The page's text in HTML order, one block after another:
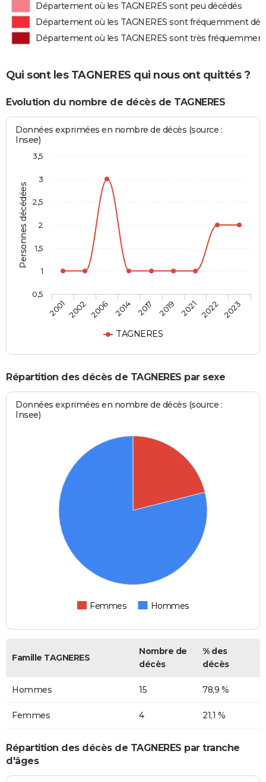
Département où les TAGNERES sont peu décédés
Département où les TAGNERES sont fréquemment
Département où les TAGNERES sont très
Qui sont les TAGNERES qui nous ont quittés ?
Evolution du nombre de décès de TAGNERES
Personnes décédées
Données exprimées en nombre de décès (source :
Insee)
TAGNERES
20012002 2006 2014 2017 2019 2021 2022 2023
0,5
1
1,5
2
2,5
3
3,5
Répartition des décès de TAGNERES par sexe
Données exprimées en nombre de décès (source :
Insee)
Femmes Hommes
Famille TAGNERES
Nombre de
décès
% des
décès
Hommes 15 78,9 %
Femmes 4 21,1 %
Répartition des décès de TAGNERES par tranche
d'âges